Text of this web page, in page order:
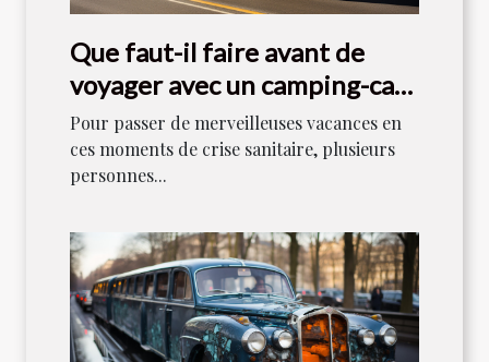
Que faut-il faire avant de
voyager avec un camping-car
en 2021 ?
Pour passer de merveilleuses vacances en
ces moments de crise sanitaire, plusieurs
personnes...